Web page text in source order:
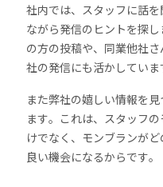
社内では、スタッフに話
ながら発信のヒントを探
の方の投稿や、同業他社
社の発信にも活かしていま
また弊社の嬉しい情報を
ます。これは、スタッフ
けでなく、モンブランが
良い機会になるからです。